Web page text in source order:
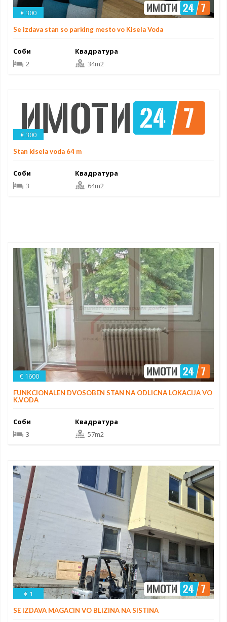
€ 300
Se izdava stan so parking mesto vo Kisela Voda
Соби
2
Квадратура
34m2
€ 300
Stan kisela voda 64 m
Соби
3
Квадратура
64m2
€ 1600
FUNKCIONALEN DVOSOBEN STAN NA ODLICNA LOKACIJA VO
K.VODA
Соби
3
Квадратура
57m2
€ 1
SE IZDAVA MAGACIN VO BLIZINA NA SISTINA